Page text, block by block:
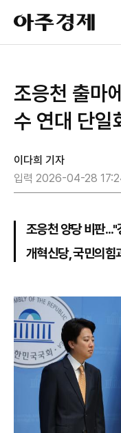
아
주
경
조응천 출마
수 연대 단일
이다희 기자
입력 2026-04-28
조응천 양당 비판
개혁신당, 국민의힘